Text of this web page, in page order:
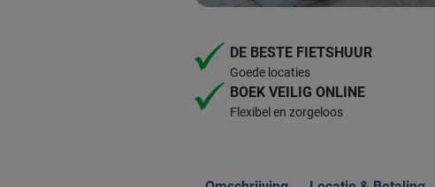
DE BESTE FIETSHUUR
Goede locaties
BOEK VEILIG ONLINE
Flexibel en zorgeloos